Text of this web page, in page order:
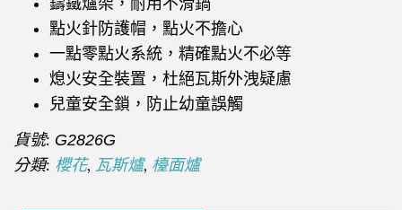
點火針防護帽，點火不擔心
一點零點火系統，精確點火不必等
熄火安全裝置，杜絕瓦斯外洩疑慮
兒童安全鎖，防止幼童誤觸
貨號: G2826G
分類: 櫻花, 瓦斯爐, 檯面爐